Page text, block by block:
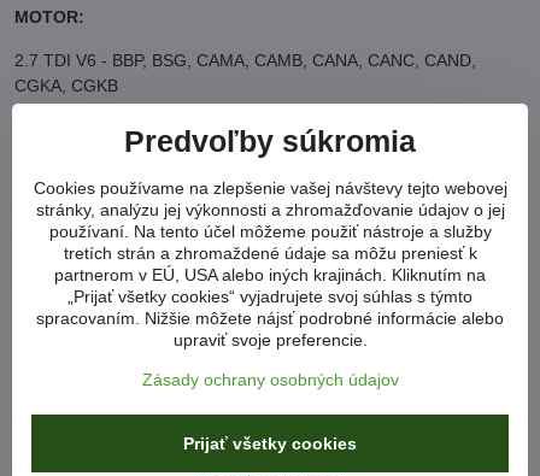
MOTOR:
2.7 TDI V6 - BBP, BSG, CAMA, CAMB, CANA, CANC, CAND,
CGKA, CGKB
3.0 TDI V6 - ASB, BKN, BKS, BMK, BMZ, BNG, BUG, ​​​​BUN, CAPA,
CARA, CARB, CASA, CASB, CASC, CATA, CCMA, CCWA, CCWB,
CDTA, CDTB, CDUC, CDUD, CDYA, CDYB, CDYC, CEXA, CGQB,
CJMA, CKFB, CKFC, CLAA, CLAB, CLZB, CMHA, CRCA
4,0 TDI V8 - ASE
4,2 TDI V8 - BTR
Čísla servisných nástrojov:
- OEM T40062
Predvoľby súkromia
Cookies používame na zlepšenie vašej návštevy tejto webovej
stránky, analýzu jej výkonnosti a zhromažďovanie údajov o jej
používaní. Na tento účel môžeme použiť nástroje a služby
tretích strán a zhromaždené údaje sa môžu preniesť k
partnerom v EÚ, USA alebo iných krajinách. Kliknutím na
„Prijať všetky cookies“ vyjadrujete svoj súhlas s týmto
spracovaním. Nižšie môžete nájsť podrobné informácie alebo
upraviť svoje preferencie.
Zásady ochrany osobných údajov
Prijať všetky cookies